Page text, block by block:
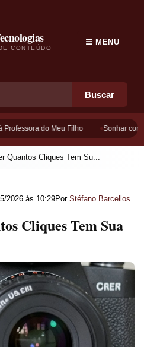
CONTEÚDO
Buscar
☰ MENU
do Meu Filho Sonhar com
Quantos Cliques Tem Su...
2026 às 10:29Por Stéfano Barcellos
Cliques Tem Sua